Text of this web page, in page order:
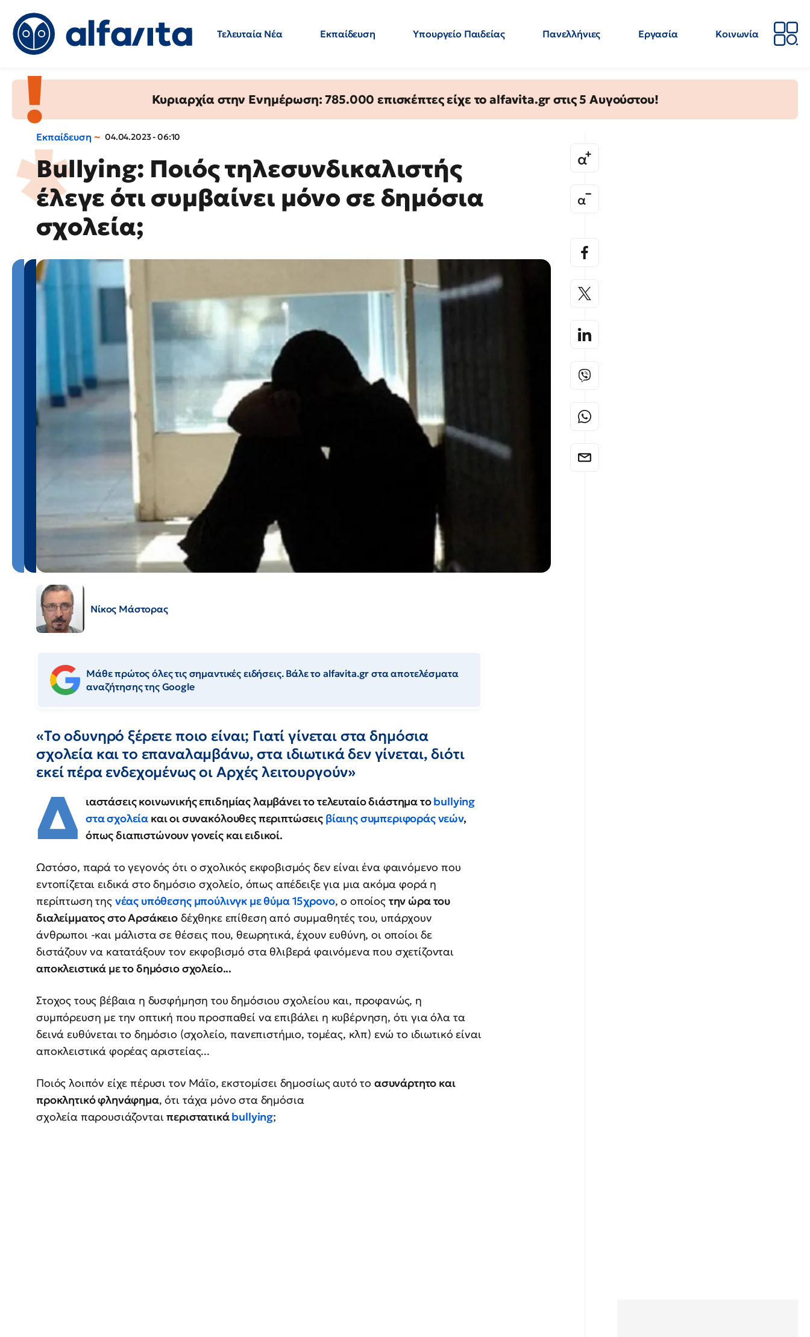
Τελευταία Νέα Εκπαίδευση Υπουργείο Παιδείας Πανελλήνιες Εργασία
Κοινωνία
Κυριαρχία στην Ενημέρωση: 785.000 επισκέπτες είχε το alfavita.gr στις 5 Αυγούστου!
Εκπαίδευση 04.04.2023 - 06:10
Bullying: Ποιός τηλεσυνδικαλιστής
έλεγε ότι συμβαίνει μόνο σε δημόσια
σχολεία;
Νίκος Μάστορας
Μάθε πρώτος όλες τις σημαντικές ειδήσεις. Βάλε το alfavita.gr στα αποτελέσματα
αναζήτησης της Google
«Το οδυνηρό ξέρετε ποιο είναι; Γιατί γίνεται στα δημόσια
σχολεία και το επαναλαμβάνω, στα ιδιωτικά δεν γίνεται, διότι
εκεί πέρα ενδεχομένως οι Αρχές λειτουργούν»
Δ ιαστάσεις κοινωνικής επιδημίας λαμβάνει το τελευταίο διάστημα τοbullying
στα σχολεία και οι συνακόλουθες περιπτώσεις βίαιης συμπεριφοράς νεών,
όπως διαπιστώνουν γονείς και ειδικοί.
Ωστόσο, παρά το γεγονός ότι ο σχολικός εκφοβισμός δεν είναι ένα φαινόμενο που
εντοπίζεται ειδικά στο δημόσιο σχολείο, όπως απέδειξε για μια ακόμα φορά η
περίπτωση της νέας υπόθεσης μπούλινγκ με θύμα 15χρονο, ο οποίος την ώρα του
διαλείμματος στο Αρσάκειο δέχθηκε επίθεση από συμμαθητές του, υπάρχουν
άνθρωποι -και μάλιστα σε θέσεις που, θεωρητικά, έχουν ευθύνη, οι οποίοι δε
διστάζουν να κατατάξουν τον εκφοβισμό στα θλιβερά φαινόμενα που σχετίζονται
αποκλειστικά με το δημόσιο σχολείο...
Στοχος τους βέβαια η δυσφήμηση του δημόσιου σχολείου και, προφανώς, η
συμπόρευση με την οπτική που προσπαθεί να επιβάλει η κυβέρνηση, ότι για όλα τα
δεινά ευθύνεται το δημόσιο (σχολείο, πανεπιστήμιο, τομέας, κλπ) ενώ το ιδιωτικό είναι
αποκλειστικά φορέας αριστείας...
Ποιός λοιπόν είχε πέρυσι τον Μάϊο, εκστομίσει δημοσίως αυτό το ασυνάρτητο και
προκλητικό φληνάφημα, ότι τάχα μόνο στα δημόσια
σχολεία παρουσιάζονταιπεριστατικάbullying;